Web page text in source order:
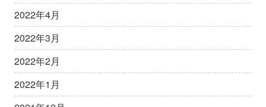
2022年4月
2022年3月
2022年2月
2022年1月